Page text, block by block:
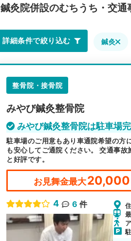
鍼灸院併設のむちうち・交
詳細条件で絞り込む 鍼灸
整骨院・接骨院
みやび鍼灸整骨院
みやび鍼灸整骨院は駐車場
駐車場のご用意もあり車通院希望の方
も安心してご通院ください。 交通事
と好評です。
お見舞金最大20,000
4 6 件